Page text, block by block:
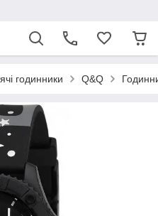
годинники Q&Q